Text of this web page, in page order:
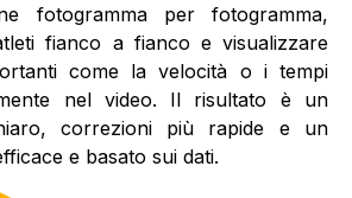
fotogramma per fotogramma,
fianco a fianco e visualizzare
come la velocità o i tempi
nel video. Il risultato è un
correzioni più rapide e un
e basato sui dati.